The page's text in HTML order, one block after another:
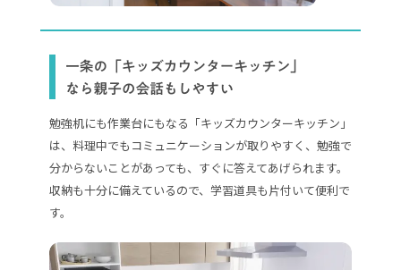
勉強机にも作業台にもなる「キッズカウンターキッチン」
は、料理中でもコミュニケーションが取りやすく、勉強で
分からないことがあっても、すぐに答えてあげられます。
収納も十分に備えているので、学習道具も片付いて便利で
す。